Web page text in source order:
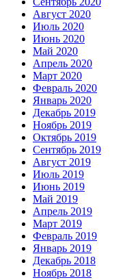
Август 2020
Июль 2020
Июнь 2020
Май 2020
Апрель 2020
Март 2020
Февраль 2020
Январь 2020
Декабрь 2019
Ноябрь 2019
Октябрь 2019
Сентябрь 2019
Август 2019
Июль 2019
Июнь 2019
Май 2019
Апрель 2019
Март 2019
Февраль 2019
Январь 2019
Декабрь 2018
Ноябрь 2018